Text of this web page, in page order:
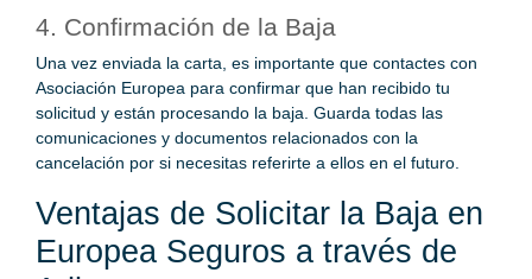
4. Confirmación de la Baja
Una vez enviada la carta, es importante que contactes con
Asociación Europea para confirmar que han recibido tu
solicitud y están procesando la baja. Guarda todas las
comunicaciones y documentos relacionados con la
cancelación por si necesitas referirte a ellos en el futuro.
Ventajas de Solicitar la Baja en
Europea Seguros a través de